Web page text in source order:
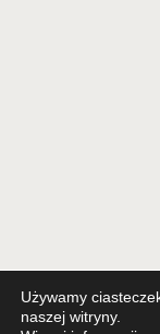
Używamy
naszej witryny.